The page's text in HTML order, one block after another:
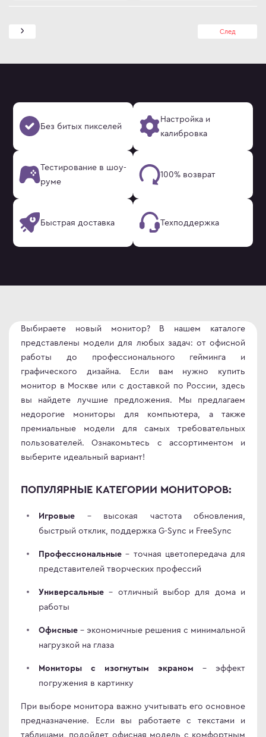
След
Без битых пикселей
Настройка и
калибровка
Тестирование в шоу-
руме
100% возврат
Быстрая доставка Техподдержка
Выбираете новый монитор? В нашем каталоге
представлены модели для любых задач: от офисной
работы до профессионального гейминга и
графического дизайна. Если вам нужно купить
монитор в Москве или с доставкой по России, здесь
вы найдете лучшие предложения. Мы предлагаем
недорогие мониторы для компьютера, а также
премиальные модели для самых требовательных
пользователей. Ознакомьтесь с ассортиментом и
выберите идеальный вариант!
ПОПУЛЯРНЫЕ КАТЕГОРИИ МОНИТОРОВ:
Игровые
– высокая частота обновления,
быстрый отклик, поддержка G-Sync и FreeSync
Профессиональные – точная цветопередача для
представителей творческих профессий
Универсальные – отличный выбор для дома и
работы
Офисные – экономичные решения с минимальной
нагрузкой на глаза
Мониторы с изогнутым экраном
– эффект
погружения в картинку
При выборе монитора важно учитывать его основное
предназначение. Если вы работаете с текстами и
таблицами, подойдет офисная модель с комфортным